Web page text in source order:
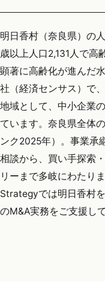
明日香村（奈良県）の
歳以上人口2,131人で高
顕著に高齢化が進んだ
社（経済センサス）で
地域として、中小企業
ています。奈良県全体
ンク2025年）。事業承
相談から、買い手探索
リーまで多岐にわたり
Strategyでは明日香村
のM&A実務をご支援し